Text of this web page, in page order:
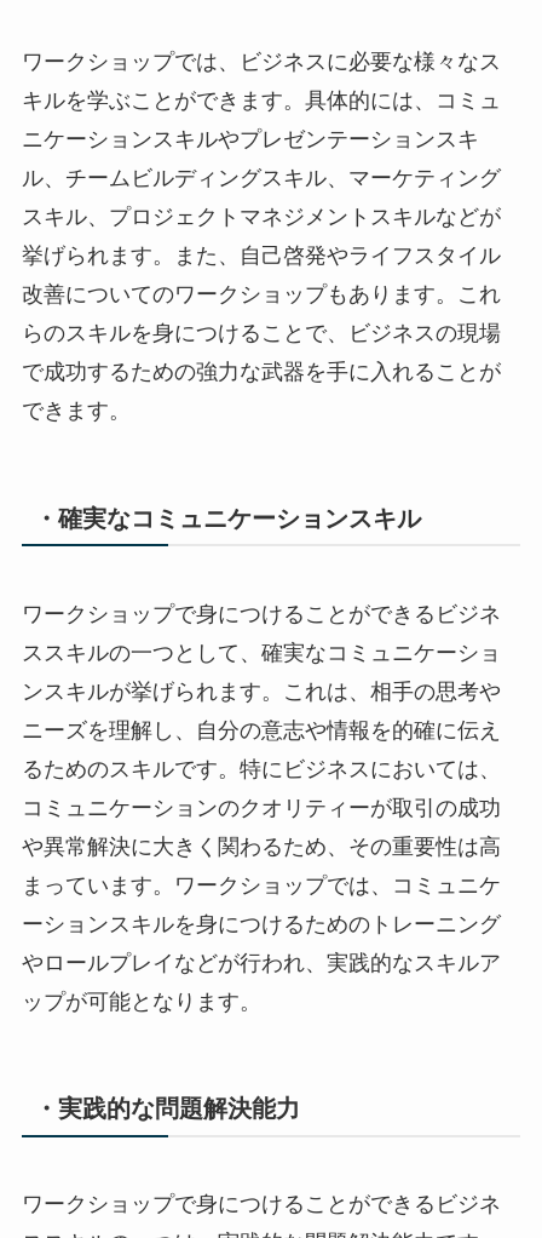
ワークショップでは、ビジネスに必要な様々なス
キルを学ぶことができます。具体的には、コミュ
ニケーションスキルやプレゼンテーションスキ
ル、チームビルディングスキル、マーケティング
スキル、プロジェクトマネジメントスキルなどが
挙げられます。また、自己啓発やライフスタイル
改善についてのワークショップもあります。これ
らのスキルを身につけることで、ビジネスの現場
で成功するための強力な武器を手に入れることが
できます。
・確実なコミュニケーションスキル
ワークショップで身につけることができるビジネ
ススキルの一つとして、確実なコミュニケーショ
ンスキルが挙げられます。これは、相手の思考や
ニーズを理解し、自分の意志や情報を的確に伝え
るためのスキルです。特にビジネスにおいては、
コミュニケーションのクオリティーが取引の成功
や異常解決に大きく関わるため、その重要性は高
まっています。ワークショップでは、コミュニケ
ーションスキルを身につけるためのトレーニング
やロールプレイなどが行われ、実践的なスキルア
ップが可能となります。
・実践的な問題解決能力
ワークショップで身につけることができるビジネ